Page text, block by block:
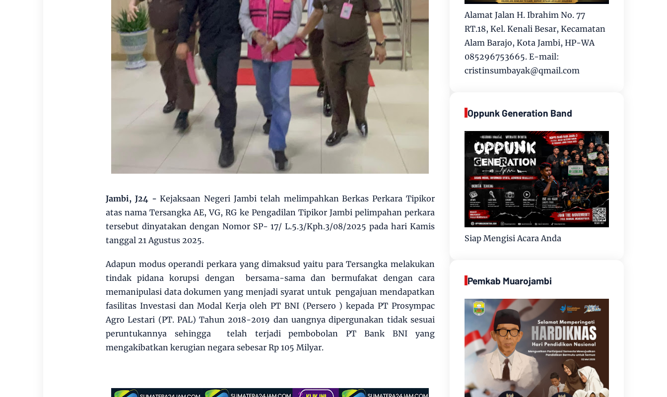
Jambi, J24 -Kejaksaan Negeri Jambi telah melimpahkan Berkas Perkara Tipikor
atas nama Tersangka AE, VG, RG ke Pengadilan Tipikor Jambi pelimpahan perkara
tersebut dinyatakan dengan Nomor SP- 17/ L.5.3/Kph.3/08/2025 pada hari Kamis
tanggal 21 Agustus 2025.
Adapun modus operandi perkara yang dimaksud yaitu para Tersangka melakukan
tindak pidana korupsi dengan bersama-sama dan bermufakat dengan cara
memanipulasi data dokumen yang menjadi syarat untuk pengajuan mendapatkan
fasilitas Investasi dan Modal Kerja oleh PT BNI (Persero ) kepada PT Prosympac
Agro Lestari (PT. PAL) Tahun 2018-2019 dan uangnya dipergunakan tidak sesuai
peruntukannya sehingga telah terjadi pembobolan PT Bank BNI yang
mengakibatkan kerugian negara sebesar Rp 105 Milyar.
Alamat Jalan H. Ibrahim No. 77
RT.18, Kel. Kenali Besar, Kecamatan
Alam Barajo, Kota Jambi, HP-WA
085296753665. E-mail:
cristinsumbayak@qmail.com
Oppunk Generation Band
Siap Mengisi Acara Anda
Pemkab Muarojambi